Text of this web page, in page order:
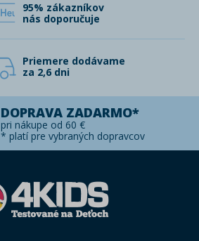
95% zákazníkov
nás doporučuje
Priemere dodávame
za 2,6 dni
DOPRAVA ZADARMO*
pri nákupe od 60 €
* platí pre vybraných dopravcov